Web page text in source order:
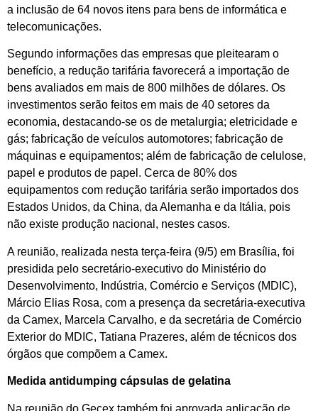
a inclusão de 64 novos itens para bens de informática e
telecomunicações.
Segundo informações das empresas que pleitearam o
benefício, a redução tarifária favorecerá a importação de
bens avaliados em mais de 800 milhões de dólares. Os
investimentos serão feitos em mais de 40 setores da
economia, destacando-se os de metalurgia; eletricidade e
gás; fabricação de veículos automotores; fabricação de
máquinas e equipamentos; além de fabricação de celulose,
papel e produtos de papel. Cerca de 80% dos
equipamentos com redução tarifária serão importados dos
Estados Unidos, da China, da Alemanha e da Itália, pois
não existe produção nacional, nestes casos.
A reunião, realizada nesta terça-feira (9/5) em Brasília, foi
presidida pelo secretário-executivo do Ministério do
Desenvolvimento, Indústria, Comércio e Serviços (MDIC),
Márcio Elias Rosa, com a presença da secretária-executiva
da Camex, Marcela Carvalho, e da secretária de Comércio
Exterior do MDIC, Tatiana Prazeres, além de técnicos dos
órgãos que compõem a Camex.
Medida antidumping cápsulas de gelatina
Na reunião do Gecex também foi aprovada aplicação de